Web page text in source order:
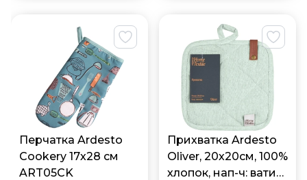
Перчатка Ardesto
Cookery 17х28 см
ART05CK
Прихватка Ardesto
Oliver, 20х20см, 100%
хлопок, нап-ч: ватин,